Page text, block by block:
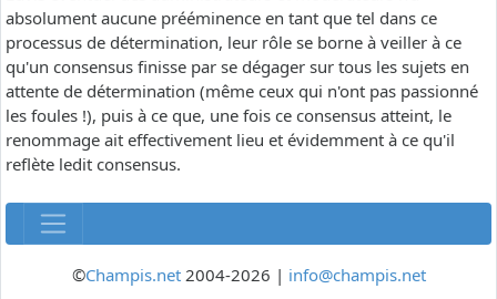
absolument aucune prééminence en tant que tel dans ce
processus de détermination, leur rôle se borne à veiller à ce
qu'un consensus finisse par se dégager sur tous les sujets en
attente de détermination (même ceux qui n'ont pas passionné
les foules !), puis à ce que, une fois ce consensus atteint, le
renommage ait effectivement lieu et évidemment à ce qu'il
reflète ledit consensus.
©Champis.net2004-2026 | info@champis.net